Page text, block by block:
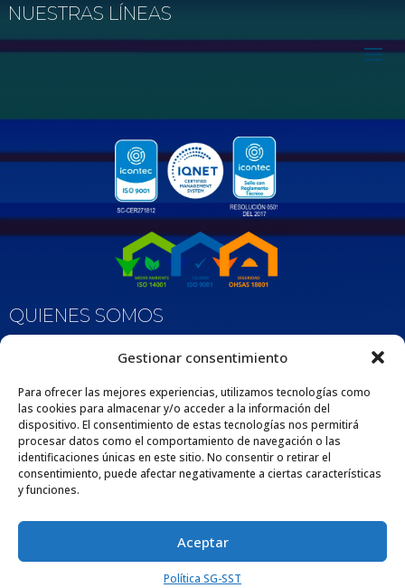
Gestionar consentimiento
Para ofrecer las mejores experiencias, utilizamos tecnologías como
las cookies para almacenar y/o acceder a la información del
dispositivo. El consentimiento de estas tecnologías nos permitirá
procesar datos como el comportamiento de navegación o las
identificaciones únicas en este sitio. No consentir o retirar el
consentimiento, puede afectar negativamente a ciertas características
y funciones.
Aceptar
Política SG-SST
NUESTRAS LÍNEAS
QUIENES SOMOS
a fabricar y comercializar tuberías y accesorios de polipropileno, adaptados
extensa trayectoria respalda nuestro compromiso con la excelencia y la
satisfacción de nuestros clientes por medio de nuestros productos y servicios.